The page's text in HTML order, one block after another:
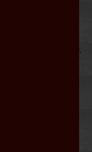
weißen Blüten,
weich und